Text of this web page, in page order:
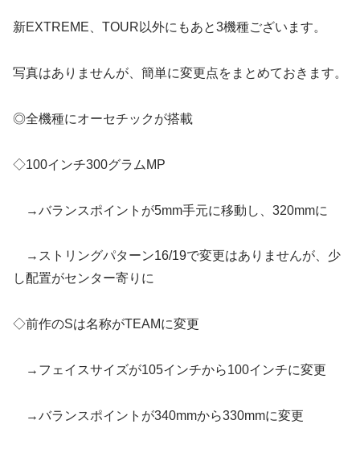
新EXTREME、TOUR以外にもあと3機種ございます。
写真はありませんが、簡単に変更点をまとめておきます。
◎全機種にオーセチックが搭載
◇100インチ300グラムMP
→バランスポイントが5mm手元に移動し、320mmに
→ストリングパターン16/19で変更はありませんが、少
し配置がセンター寄りに
◇前作のSは名称がTEAMに変更
→フェイスサイズが105インチから100インチに変更
→バランスポイントが340mmから330mmに変更